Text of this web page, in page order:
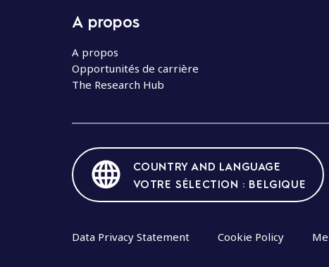
A propos
A propos
Opportunités de carrière
The Research Hub
COUNTRY AND LANGUAGE
VOTRE SÉLECTION : BELGIQUE
Data Privacy Statement Cookie Policy